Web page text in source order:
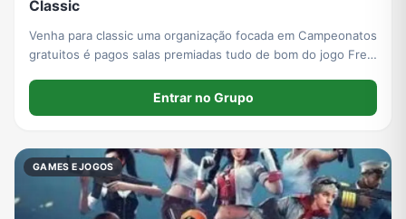
Classic
Venha para classic uma organização focada em Campeonatos
gratuitos é pagos salas premiadas tudo de bom do jogo Free
junto tudo fica melhorEntrar no Grupo
GAMES E JOGOS